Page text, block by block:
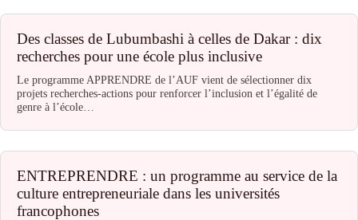
Des classes de Lubumbashi à celles de Dakar : dix
recherches pour une école plus inclusive
Le programme APPRENDRE de l’AUF vient de sélectionner dix
projets recherches-actions pour renforcer l’inclusion et l’égalité de
genre à l’école…
ENTREPRENDRE : un programme au service de la
culture entrepreneuriale dans les universités
francophones